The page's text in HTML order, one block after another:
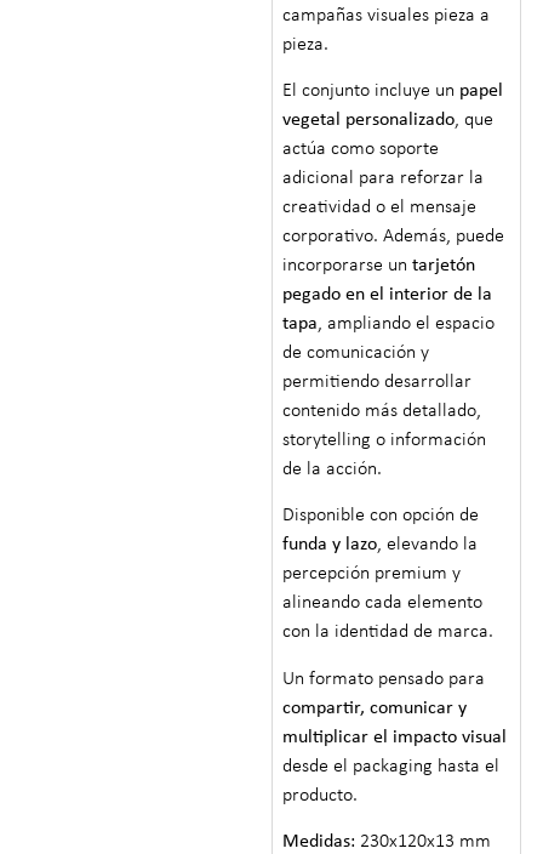
campañas visuales pieza a
pieza.
El conjunto incluye un papel
vegetal personalizado, que
actúa como soporte
adicional para reforzar la
creatividad o el mensaje
corporativo. Además, puede
incorporarse untarjetón
pegado en el interior de la
tapa, ampliando el espacio
de comunicación y
permitiendo desarrollar
contenido más detallado,
storytelling o información
de la acción.
Disponible con opción de
funda y lazo, elevando la
percepción premium y
alineando cada elemento
con la identidad de marca.
Un formato pensado para
compartir, comunicar y
multiplicar el impacto visual
desde el packaging hasta el
producto.
Medidas: 230x120x13 mm